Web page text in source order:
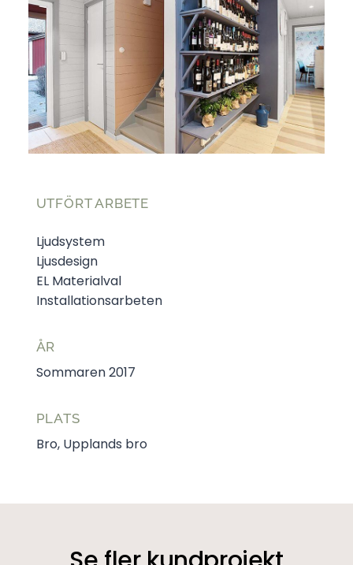
UTFÖRT ARBETE
Ljudsystem
Ljusdesign
EL Materialval
Installationsarbeten
ÅR
Sommaren 2017
PLATS
Bro, Upplands bro